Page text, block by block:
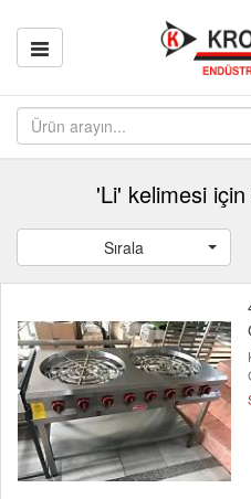
'Li' kelimesi
Sırala